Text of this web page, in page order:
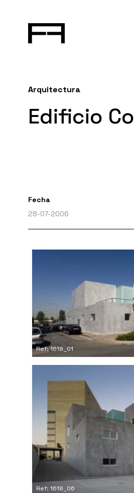
Arquitectura
Edificio
Fecha
28-07-2006
Ref: 1618_01
Ref: 1618_06